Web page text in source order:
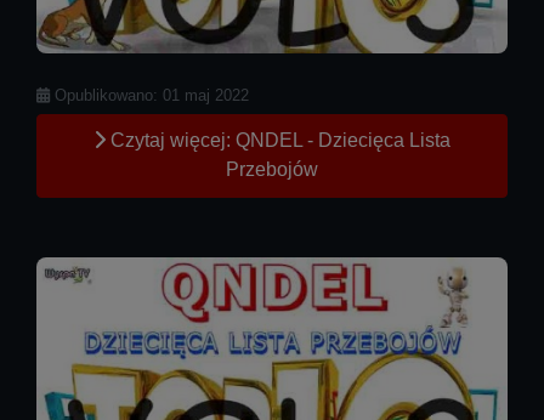
Szczegóły
Opublikowano: 01 maj 2022
Czytaj więcej: QNDEL - Dziecięca Lista
Przebojów